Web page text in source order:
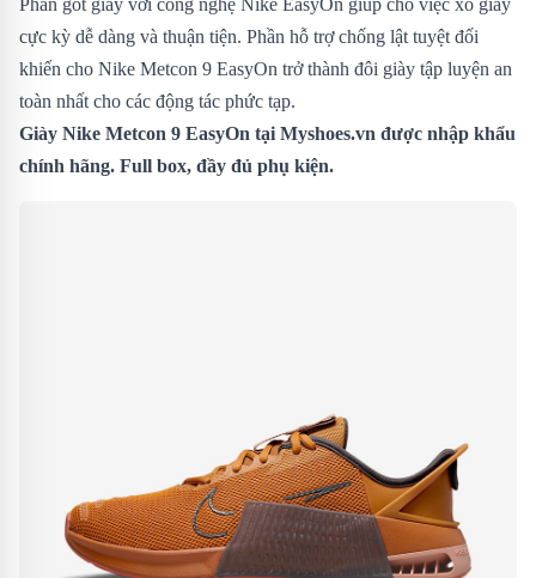
cực kỳ dễ dàng và thuận tiện. Phần hỗ trợ chống lật tuyệt đối
khiến cho Nike Metcon 9 EasyOn trở thành đôi giày tập luyện an
toàn nhất cho các động tác phức tạp.
Giày Nike Metcon 9 EasyOn tại Myshoes.vn được nhập khẩu
chính hãng. Full box, đầy đủ phụ kiện.